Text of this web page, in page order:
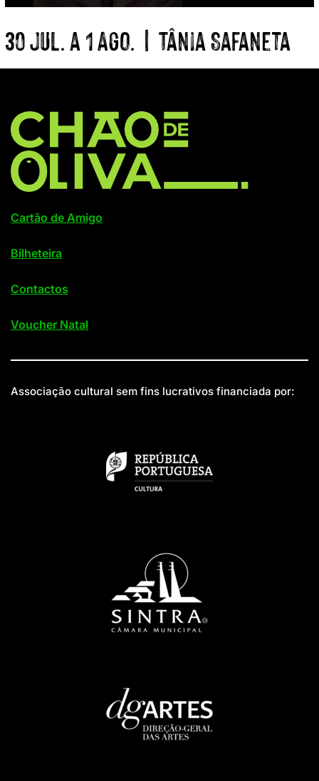
30 Jul. a 1 Ago. | Tânia Safaneta
Cartão de Amigo
Bilheteira
Contactos
Voucher Natal
Associação cultural sem fins lucrativos financiada por: